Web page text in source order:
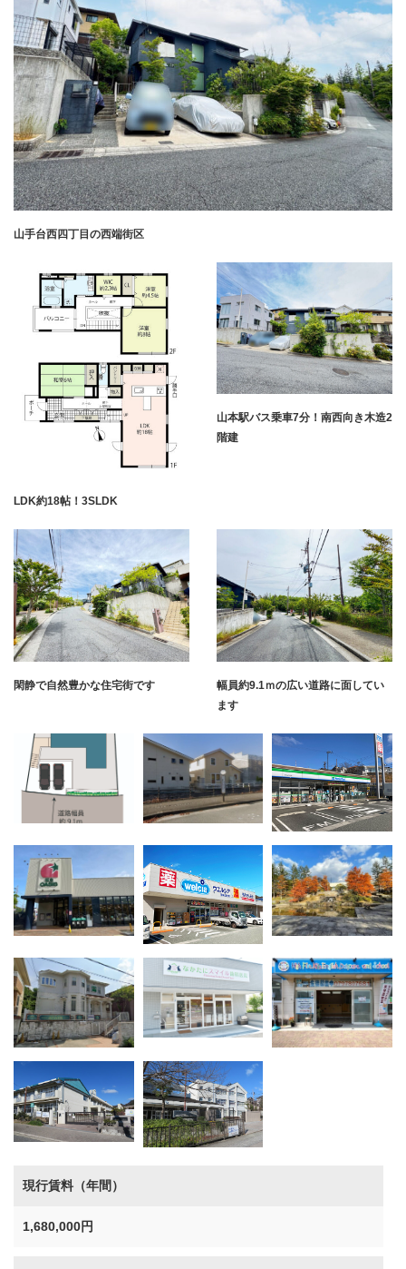
山手台西四丁目の西端街区
LDK約18帖！3SLDK
山本駅バス乗車7分！南西向き木造2
階建
閑静で自然豊かな住宅街です
幅員約9.1ｍの広い道路に面してい
ます
現行賃料（年間）
1,680,000円